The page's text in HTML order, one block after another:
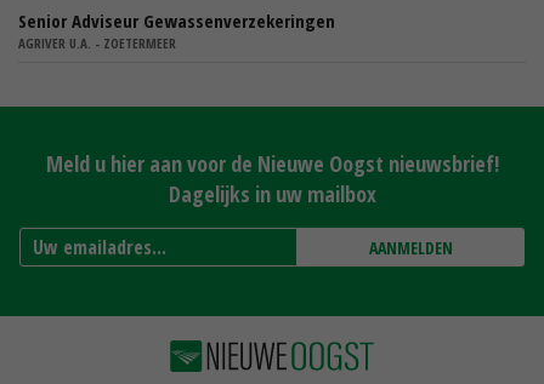
Senior Adviseur Gewassenverzekeringen
AGRIVER U.A. - ZOETERMEER
Meld u hier aan voor de Nieuwe Oogst nieuwsbrief!
Dagelijks in uw mailbox
AANMELDEN